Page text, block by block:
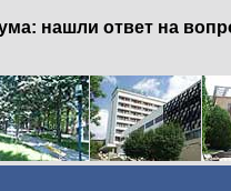
нашли ответ на